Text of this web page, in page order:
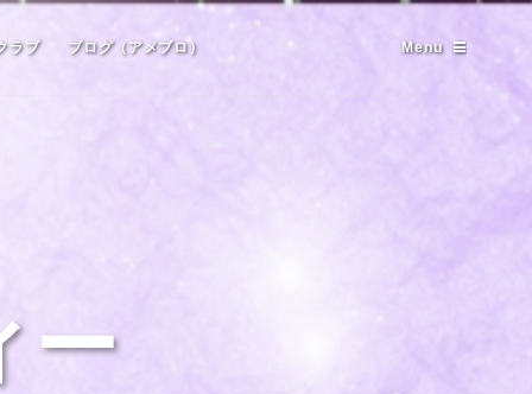
ラブ ブログ（アメブロ） Menu
ー